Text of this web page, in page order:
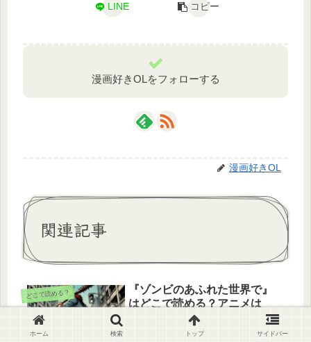
LINE コピー
漫画好きOLをフォローする
漫画好きOL
関連記事
どこで読める？
『ゾンビのあふれた世界で』
はどこで読める？アニメは
『ゾンビのあふれた世界で俺だけが襲
ホーム 検索 トップ サイドバー